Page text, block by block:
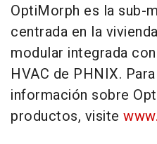
OptiMorph es la sub-
centrada en la
modular integrada
HVAC de PHNIX.
información sobre
productos, visite